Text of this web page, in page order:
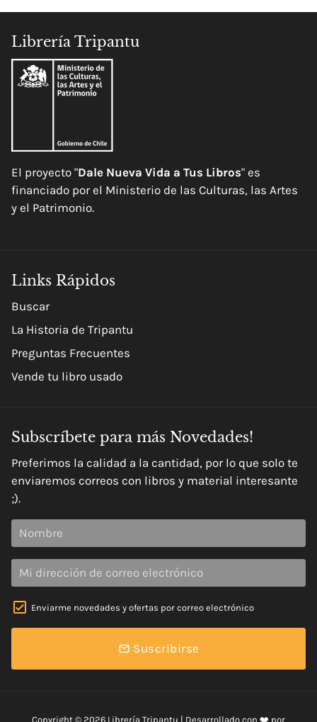
Librería Tripantu
El proyecto "Dale Nueva Vida a Tus Libros" es
financiado por el Ministerio de las Culturas, las Artes
y el Patrimonio.
Links Rápidos
Buscar
La Historia de Tripantu
Preguntas Frecuentes
Vende tu libro usado
Subscríbete para más Novedades!
Preferimos la calidad a la cantidad, por lo que solo te
enviaremos correos con libros y material interesante
;).
Enviarme novedades y ofertas por correo electrónico
email Suscribirse
Copyright © 2026 Librería Tripantu | Desarrollado con ❤️ por